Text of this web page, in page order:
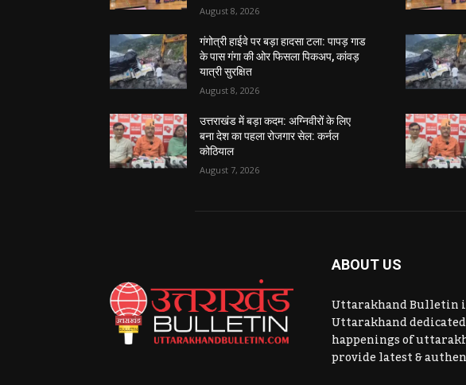
August 8, 2026
गंगोत्री हाईवे पर बड़ा हादसा टला: पापड़ गाड
के पास गंगा की ओर फिसला पिकअप, कांवड़
यात्री सुरक्षित
August 8, 2026
उत्तराखंड में बड़ा कदम: अग्निवीरों के लिए
बना देश का पहला रोजगार सेल: कर्नल
कोठियाल
August 7, 2026
ABOUT US
Uttarakhand Bulletin
Uttarakhand
happenings of
provide latest &